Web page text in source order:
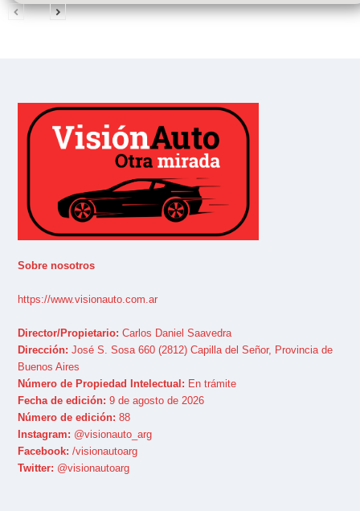
Sobre nosotros
https://www.visionauto.com.ar
Director/Propietario: Carlos Daniel Saavedra
Dirección: José S. Sosa 660 (2812) Capilla del Señor, Provincia de
Buenos Aires
Número de Propiedad Intelectual: En trámite
Fecha de edición: 9 de agosto de 2026
Número de edición: 88
Instagram: @visionauto_arg
Facebook: /visionautoarg
Twitter: @visionautoarg